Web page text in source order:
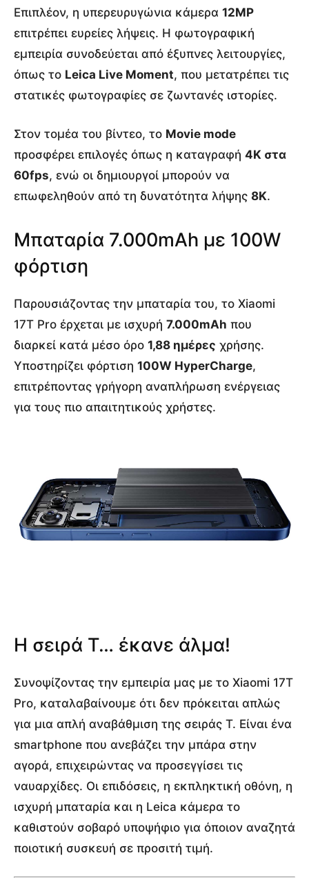
Επιπλέον, η υπερευρυγώνια κάμερα 12MP
επιτρέπει ευρείες λήψεις. Η φωτογραφική
εμπειρία συνοδεύεται από έξυπνες λειτουργίες,
όπως το Leica Live Moment, που μετατρέπει τις
στατικές φωτογραφίες σε ζωντανές ιστορίες.
Στον τομέα του βίντεο, το Movie mode
προσφέρει επιλογές όπως η καταγραφή 4K στα
60fps, ενώ οι δημιουργοί μπορούν να
επωφεληθούν από τη δυνατότητα λήψης 8K.
Μπαταρία 7.000mAh με 100W
φόρτιση
Παρουσιάζοντας την μπαταρία του, το Xiaomi
17T Pro έρχεται με ισχυρή 7.000mAh που
διαρκεί κατά μέσο όρο 1,88 ημέρες χρήσης.
Υποστηρίζει φόρτιση 100W HyperCharge,
επιτρέποντας γρήγορη αναπλήρωση ενέργειας
για τους πιο απαιτητικούς χρήστες.
Η σειρά T… έκανε άλμα!
Συνοψίζοντας την εμπειρία μας με το Xiaomi 17T
Pro, καταλαβαίνουμε ότι δεν πρόκειται απλώς
για μια απλή αναβάθμιση της σειράς T. Είναι ένα
smartphone που ανεβάζει την μπάρα στην
αγορά, επιχειρώντας να προσεγγίσει τις
ναυαρχίδες. Οι επιδόσεις, η εκπληκτική οθόνη, η
ισχυρή μπαταρία και η Leica κάμερα το
καθιστούν σοβαρό υποψήφιο για όποιον αναζητά
ποιοτική συσκευή σε προσιτή τιμή.